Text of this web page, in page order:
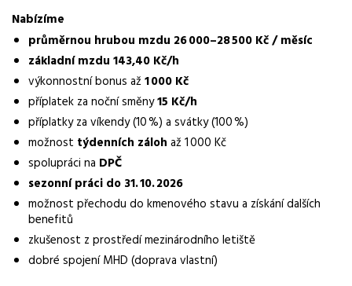
26 000 - 28 500 Kč
Směny
dvousměnný provoz
Pracovní doba
12hodinové směny
Základní
Bonus
výkonnostní bonus až 1 000 Kč
Vhodné pro uchazeče z okolí
Nabízíme
průměrnou hrubou mzdu 26 000–28 500 Kč / měsíc
základní mzdu 143,40 Kč/h
výkonnostní bonus až1 000 Kč
příplatek za noční směny15 Kč/h
příplatky za víkendy (10 %) a svátky (100 %)
možnost týdenních záloh až 1 000 Kč
spolupráci na DPČ
sezonní práci do 31. 10. 2026
možnost přechodu do kmenového stavu a získání dalších
benefitů
zkušenost z prostředí mezinárodního letiště
dobré spojení MHD (doprava vlastní)